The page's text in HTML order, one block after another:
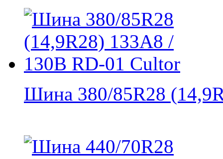
Шина 380/85R28